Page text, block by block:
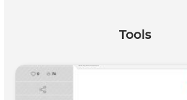
Tools